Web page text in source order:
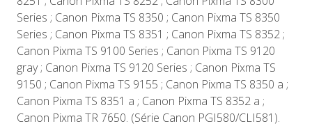
Series ; Canon Pixma TS 8350 ; Canon Pixma TS 8350
Series ; Canon Pixma TS 8351 ; Canon Pixma TS 8352 ;
Canon Pixma TS 9100 Series ; Canon Pixma TS 9120
gray ; Canon Pixma TS 9120 Series ; Canon Pixma TS
9150 ; Canon Pixma TS 9155 ; Canon Pixma TS 8350 a ;
Canon Pixma TS 8351 a ; Canon Pixma TS 8352 a ;
Canon Pixma TR 7650. (Série Canon PGI580/CLI581).